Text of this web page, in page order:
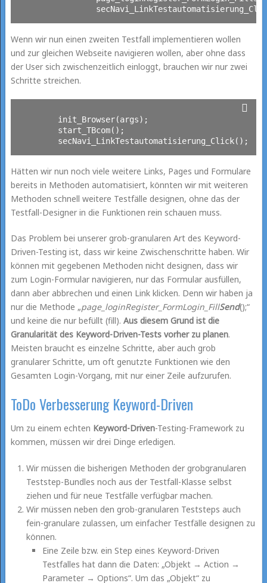
Wenn wir nun einen zweiten Testfall implementieren wollen
und zur gleichen Webseite navigieren wollen, aber ohne dass
der User sich zwischenzeitlich einloggt, brauchen wir nur zwei
Schritte streichen.
Hätten wir nun noch viele weitere Links, Pages und Formulare
bereits in Methoden automatisiert, könnten wir mit weiteren
Methoden schnell weitere Testfälle designen, ohne das der
Testfall-Designer in die Funktionen rein schauen muss.
Das Problem bei unserer grob-granularen Art des Keyword-
Driven-Testing ist, dass wir keine Zwischenschritte haben. Wir
können mit gegebenen Methoden nicht designen, dass wir
zum Login-Formular navigieren, nur das Formular ausfüllen,
dann aber abbrechen und einen Link klicken. Denn wir haben ja
nur die Methode „page_loginRegister_FormLogin_FillSend();“
und keine die nur befüllt (fill). Aus diesem Grund ist die
Granularität des Keyword-Driven-Tests vorher zu planen.
Meisten braucht es einzelne Schritte, aber auch grob
granularer Schritte, um oft genutzte Funktionen wie den
Gesamten Login-Vorgang, mit nur einer Zeile aufzurufen.
ToDo Verbesserung Keyword-Driven
Um zu einem echten Keyword-Driven-Testing-Framework zu
kommen, müssen wir drei Dinge erledigen.
Wir müssen die bisherigen Methoden der grobgranularen
Teststep-Bundles noch aus der Testfall-Klasse selbst
ziehen und für neue Testfälle verfügbar machen.
Wir müssen neben den grob-granularen Teststeps auch
fein-granulare zulassen, um einfacher Testfälle designen zu
können.
Eine Zeile bzw. ein Step eines Keyword-Driven
Testfalles hat dann die Daten: „Objekt → Action →
Parameter → Options“. Um das „Objekt“ zu